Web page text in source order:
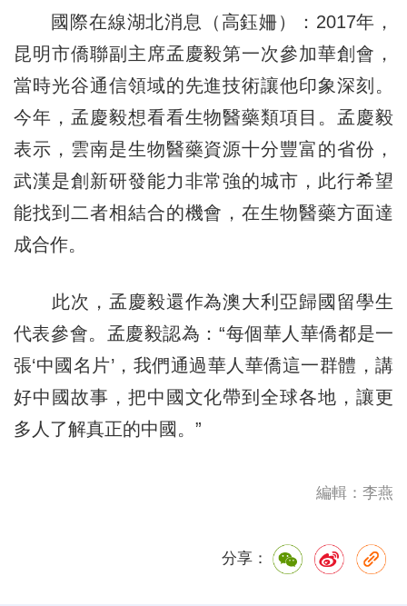
國際在線湖北消息（高鈺姍）：2017年，
昆明市僑聯副主席孟慶毅第一次參加華創會，
當時光谷通信領域的先進技術讓他印象深刻。
今年，孟慶毅想看看生物醫藥類項目。孟慶毅
表示，雲南是生物醫藥資源十分豐富的省份，
武漢是創新研發能力非常強的城市，此行希望
能找到二者相結合的機會，在生物醫藥方面達
成合作。
此次，孟慶毅還作為澳大利亞歸國留學生
代表參會。孟慶毅認為：“每個華人華僑都是一
張‘中國名片’，我們通過華人華僑這一群體，講
好中國故事，把中國文化帶到全球各地，讓更
多人了解真正的中國。”
編輯：李燕
分享：